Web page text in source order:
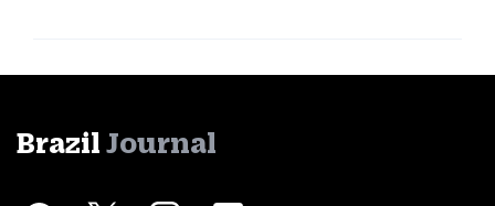
Brazil Journal